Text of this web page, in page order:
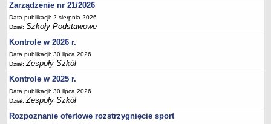
Zespół Poradni
BIURO FINANSÓW OŚWIATY
Dane podstawowe
Statut
Majątek
Godziny dyżurów
Ogłoszenia
Zarządzenia
Zarządzenie nr 21/2026
Data publikacji: 2 sierpnia 2026
Dział:Szkoły Podstawowe
Kontrole w 2026 r.
Data publikacji: 30 lipca 2026
Dział:Zespoły Szkół
Kontrole w 2025 r.
Data publikacji: 30 lipca 2026
Dział:Zespoły Szkół
Rozpoznanie ofertowe rozstrzygnięcie sport